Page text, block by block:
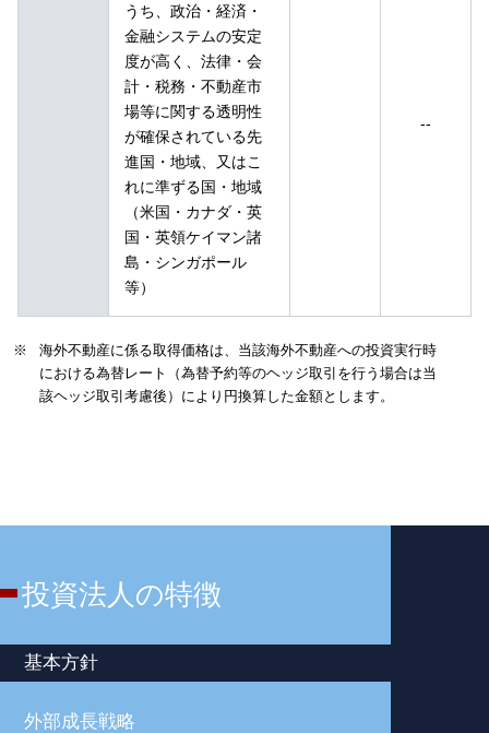
うち、政治・経済・
金融システムの安定
度が高く、法律・会
計・税務・不動産市
場等に関する透明性
が確保されている先
進国・地域、又はこ
れに準ずる国・地域
（米国・カナダ・英
国・英領ケイマン諸
島・シンガポール
等）
--
海外不動産に係る取得価格は、当該海外不動産への投資実行時
における為替レート（為替予約等のヘッジ取引を行う場合は当
該ヘッジ取引考慮後）により円換算した金額とします。
投資法人の特徴
基本方針
外部成長戦略